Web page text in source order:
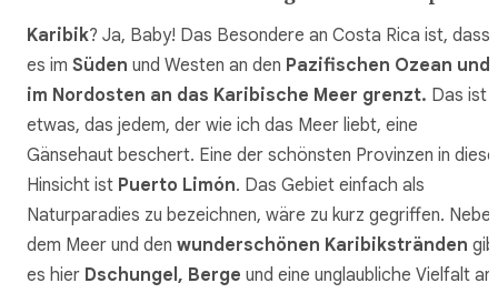
Karibik? Ja, Baby! Das Besondere an Costa Rica ist, dass
es im Süden und Westen an den Pazifischen Ozean und
im Nordosten an das Karibische Meer grenzt. Das ist
etwas, das jedem, der wie ich das Meer liebt, eine
Gänsehaut beschert. Eine der schönsten Provinzen in
Hinsicht ist Puerto Limón. Das Gebiet einfach als
Naturparadies zu bezeichnen, wäre zu kurz gegriffen.
dem Meer und den wunderschönen Karibikstränden
es hier Dschungel, Berge und eine unglaubliche Vielfalt an